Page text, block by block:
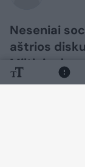
Neseniai
aštrios
Miltinio
aktoriai